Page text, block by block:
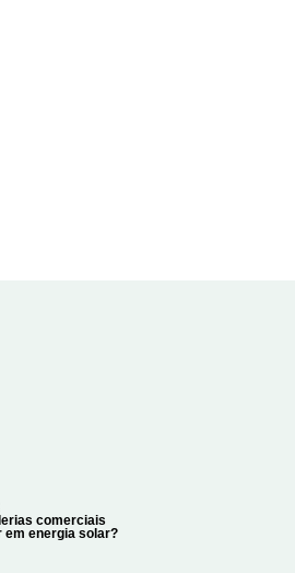
comerciais
em energia solar?